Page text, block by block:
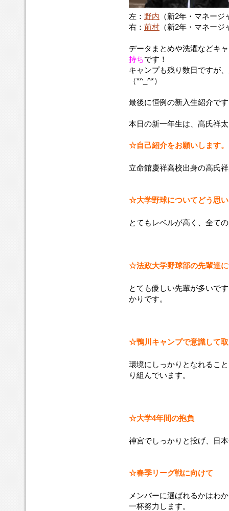
左： 野内 （新2年・マネー
右： 前村 （新2年・マネー
データまとめや洗濯などキ
持ちです！
キャンプも残り数日ですが
（*^_^*）
最後に恒例の新入生紹介で
本日の新一年生は、髙氏祥
☆自己紹介をお願いします。
立命館慶祥高校出身の高氏
☆大学野球についてどう思
とてもレベルが高く、全て
☆法政大学野球部の先輩達
とても優しい先輩が多いで
かりです。
☆鴨川キャンプで意識して
環境にしっかりとなれるこ
り組んでいます。
☆大学4年間の抱負
神宮でしっかりと投げ、日
☆春季リーグ戦に向けて
メンバーに選ばれるかはわ
一杯努力します。